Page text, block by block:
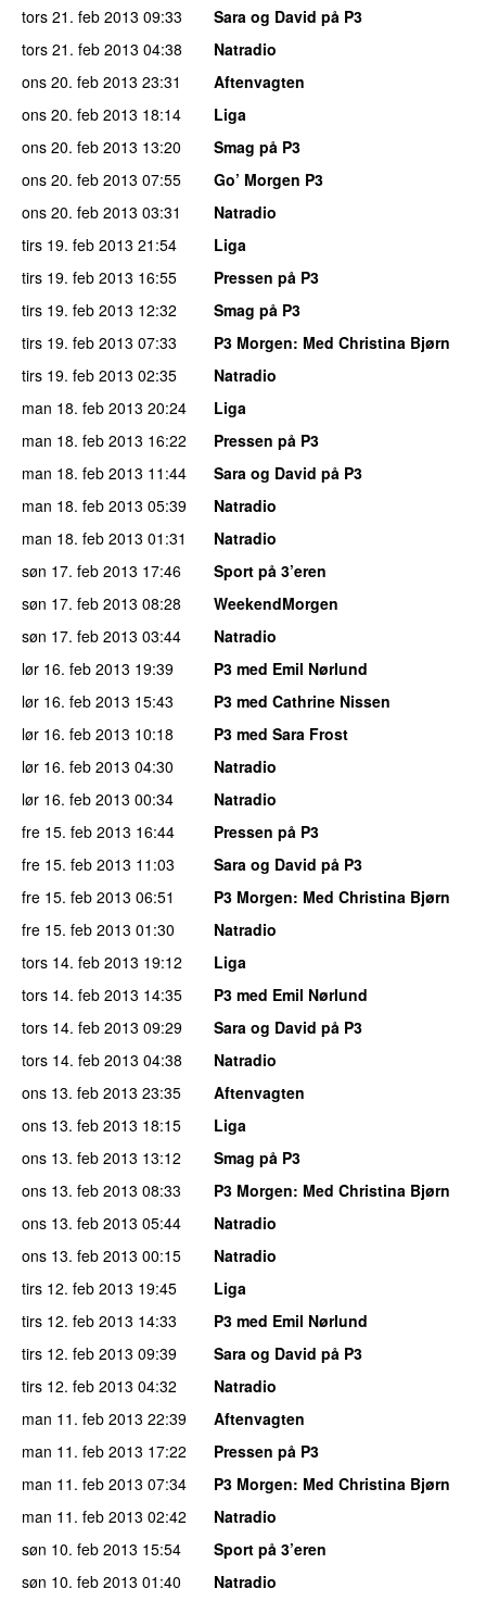
tors 21. feb 2013 09:33
Sara og David på P3
tors 21. feb 2013 04:38
Natradio
ons 20. feb 2013 23:31
Aftenvagten
ons 20. feb 2013 18:14
Liga
ons 20. feb 2013 13:20
Smag på P3
ons 20. feb 2013 07:55
Go’ Morgen P3
ons 20. feb 2013 03:31
Natradio
tirs 19. feb 2013 21:54
Liga
tirs 19. feb 2013 16:55
Pressen på P3
tirs 19. feb 2013 12:32
Smag på P3
tirs 19. feb 2013 07:33 P3 Morgen: Med Christina Bjørn
tirs 19. feb 2013 02:35
Natradio
man 18. feb 2013 20:24
Liga
man 18. feb 2013 16:22
Pressen på P3
man 18. feb 2013 11:44
Sara og David på P3
man 18. feb 2013 05:39
Natradio
man 18. feb 2013 01:31
Natradio
søn 17. feb 2013 17:46
Sport på 3’eren
søn 17. feb 2013 08:28
WeekendMorgen
søn 17. feb 2013 03:44
Natradio
lør 16. feb 2013 19:39
P3 med Emil Nørlund
lør 16. feb 2013 15:43
P3 med Cathrine Nissen
lør 16. feb 2013 10:18
P3 med Sara Frost
lør 16. feb 2013 04:30
Natradio
lør 16. feb 2013 00:34
Natradio
fre 15. feb 2013 16:44
Pressen på P3
fre 15. feb 2013 11:03
Sara og David på P3
fre 15. feb 2013 06:51 P3 Morgen: Med Christina Bjørn
fre 15. feb 2013 01:30
Natradio
tors 14. feb 2013 19:12
Liga
tors 14. feb 2013 14:35
P3 med Emil Nørlund
tors 14. feb 2013 09:29
Sara og David på P3
tors 14. feb 2013 04:38
Natradio
ons 13. feb 2013 23:35
Aftenvagten
ons 13. feb 2013 18:15
Liga
ons 13. feb 2013 13:12
Smag på P3
ons 13. feb 2013 08:33 P3 Morgen: Med Christina Bjørn
ons 13. feb 2013 05:44
Natradio
ons 13. feb 2013 00:15
Natradio
tirs 12. feb 2013 19:45
Liga
tirs 12. feb 2013 14:33
P3 med Emil Nørlund
tirs 12. feb 2013 09:39
Sara og David på P3
tirs 12. feb 2013 04:32
Natradio
man 11. feb 2013 22:39
Aftenvagten
man 11. feb 2013 17:22
Pressen på P3
man 11. feb 2013 07:34 P3 Morgen: Med Christina Bjørn
man 11. feb 2013 02:42
Natradio
søn 10. feb 2013 15:54
Sport på 3’eren
søn 10. feb 2013 01:40
Natradio